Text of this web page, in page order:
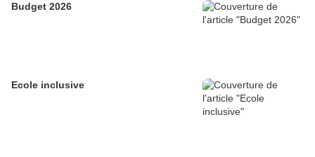
Budget 2026
Ecole inclusive